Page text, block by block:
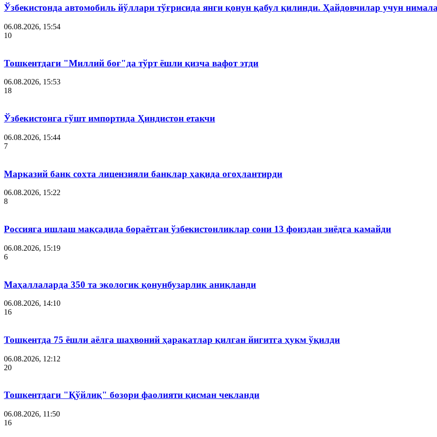
Ўзбекистонда автомобиль йўллари тўғрисида янги қонун қабул қилинди. Ҳайдовчилар учун
06.08.2026, 15:54
10
Тошкентдаги "Миллий боғ"да тўрт ёшли қизча вафот этди
06.08.2026, 15:53
18
Ўзбекистонга гўшт импортида Ҳиндистон етакчи
06.08.2026, 15:44
7
Марказий банк сохта лицензияли банклар ҳақида огоҳлантирди
06.08.2026, 15:22
8
Россияга ишлаш мақсадида бораётган ўзбекистонликлар сони 13 фоиздан зиёдга камайди
06.08.2026, 15:19
6
Маҳаллаларда 350 та экологик қонунбузарлик аниқланди
06.08.2026, 14:10
16
Тошкентда 75 ёшли аёлга шаҳвоний ҳаракатлар қилган йигитга ҳукм ўқилди
06.08.2026, 12:12
20
Тошкентдаги "Қўйлиқ" бозори фаолияти қисман чекланди
06.08.2026, 11:50
16